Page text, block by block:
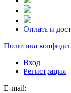
Оплата и
Политика
Вход
Регистрация
E-mail: